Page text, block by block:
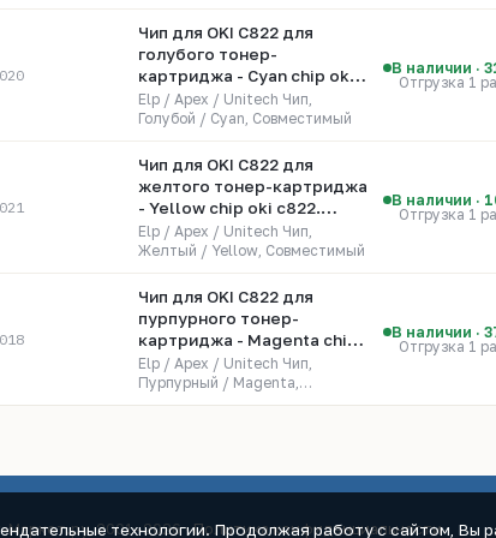
Чип для OKI C822 для
голубого тонер-
картриджа - Cyan chip oki
c822. Ресурс 7300 страниц
Elp / Apex / Unitech Чип,
Голубой / Cyan, Совместимый
В наличии ·
Отгрузка 1
Чип для OKI C822 для
желтого тонер-картриджа
- Yellow chip oki c822.
Ресурс 7300 страниц
Elp / Apex / Unitech Чип,
Желтый / Yellow, Совместимый
В наличии ·
Отгрузка 1
Чип для OKI C822 для
пурпурного тонер-
картриджа - Magenta chip
oki c822. Ресурс 7300
страниц
Elp / Apex / Unitech Чип,
Пурпурный / Magenta,
Совместимый
В наличии ·
Отгрузка 1
2001–2026 ·Политика конфиденциальности
технологии. Продолжая работу с сайтом, Вы